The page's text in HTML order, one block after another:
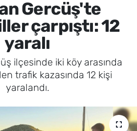
Gercüş'te
çarpıştı: 12
yaralı
ilçesinde iki köy arasında
trafik kazasında 12 kişi
yaralandı.